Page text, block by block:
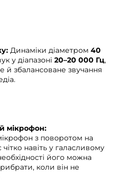
Динаміки діаметром 40
у діапазоні 20–20 000 Гц,
й збалансоване звучання
мікрофон:
з поворотом на
навіть у галасливому
його можна
коли він не